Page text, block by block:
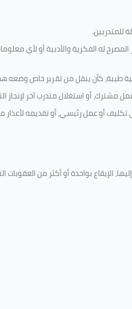
للمتدربين.
المصرح له الفكرية والأدبية أو
طيبة، كأن ينقل من تقرير خاص وضعه
مشترك، أو استغلال متدرب آخر لإنجاز
أو عمل رئيسي، أو تقديمه لأعذار
الإيقاع بواحدة أو أكثر من العقوبات